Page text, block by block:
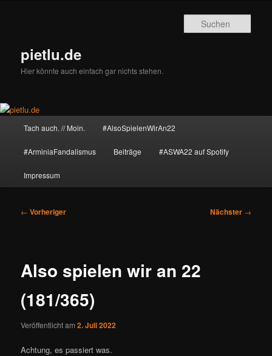
pietlu.de
Hier könnte auch einfach gar nichts stehen.
Tach auch. // Moin. #AlsoSpielenWirAn22
#ArminiaFandalismus Beiträge #ASWA22 auf Spotify
Impressum
Beitragsnavigation
← Vorheriger Nächster →
Also spielen wir an 22
(181/365)
Veröffentlicht am2. Juli 2022
Achtung, es passiert was.